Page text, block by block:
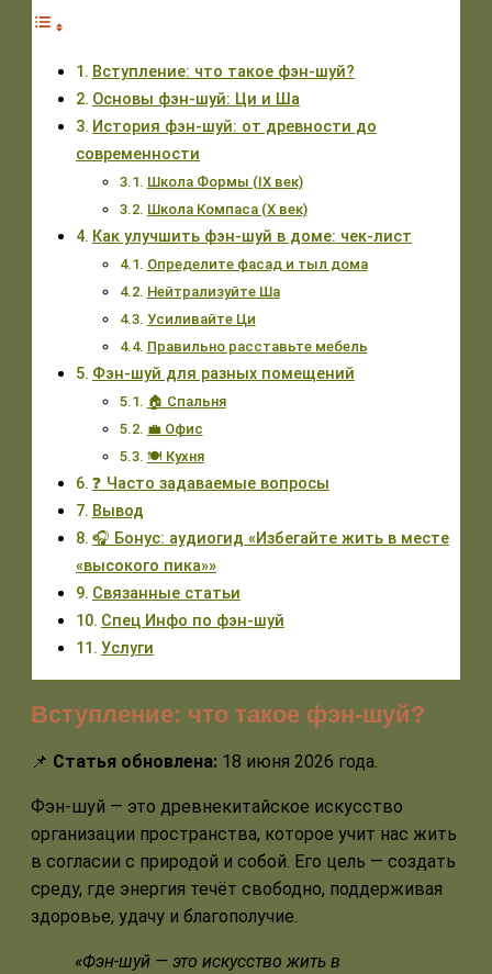
Вступление: что такое фэн-шуй?
Основы фэн-шуй: Ци и Ша
История фэн-шуй: от древности до
современности
Школа Формы (IX век)
Школа Компаса (X век)
Как улучшить фэн-шуй в доме: чек-лист
Определите фасад и тыл дома
Нейтрализуйте Ша
Усиливайте Ци
Правильно расставьте мебель
Фэн-шуй для разных помещений
🏠 Спальня
💼 Офис
🍽 Кухня
❓ Часто задаваемые вопросы
Вывод
🎧 Бонус: аудиогид «Избегайте жить в месте
«высокого пика»»
Связанные статьи
Спец Инфо по фэн-шуй
Услуги
Вступление: что такое фэн-шуй?
📌 Статья обновлена: 18 июня 2026 года.
Фэн-шуй — это древнекитайское искусство
организации пространства, которое учит нас жить
в согласии с природой и собой. Его цель — создать
среду, где энергия течёт свободно, поддерживая
здоровье, удачу и благополучие.
«Фэн-шуй — это искусство жить в